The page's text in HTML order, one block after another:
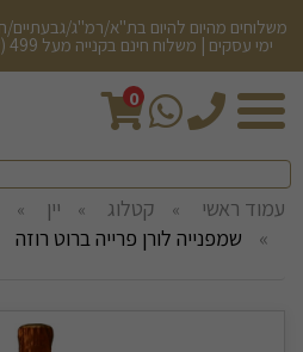
ימי עסקים | משלוח חינם בקנייה מעל 499 (לא כולל בירות, שתיה קלה ועוד)
0
חיפש
בחנות...
עמוד ראשי קטלוג יין
שמפנייה לורן פרייה ברוט רוזה